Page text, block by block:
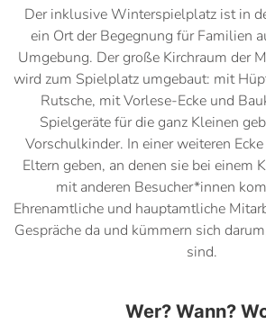
Der inklusive Winterspielplatz ist in
ein Ort der Begegnung für Familien
Umgebung. Der große Kirchraum der
wird zum Spielplatz umgebaut: mit
Rutsche, mit Vorlese-Ecke und
Spielgeräte für die ganz Kleinen
Vorschulkinder. In einer weiteren
Eltern geben, an denen sie bei einem
mit anderen Besucher*innen
Ehrenamtliche und hauptamtliche
Gespräche da und kümmern sich
sind.
Wer? Wann?